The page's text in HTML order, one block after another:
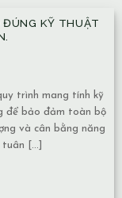
KỸ THUẬT
trình mang tính kỹ
để bảo đảm toàn bộ
và cân bằng năng
[...]